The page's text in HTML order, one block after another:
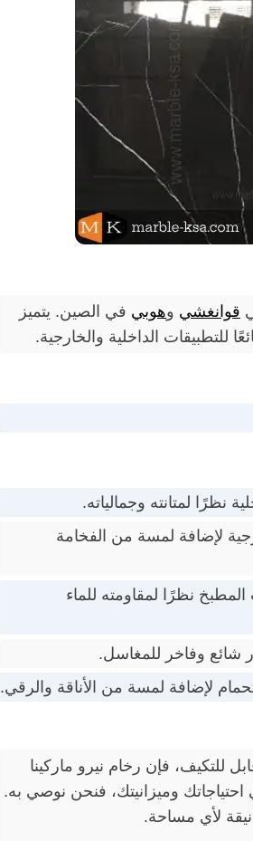
قوانغشي وهوبي في الصين. يتميز
للتطبيقات الداخلية والخارجية.
نظرًا لمتانته وجمالياته.
لإضافة لمسة من الفخامة
نظرًا لمقاومته للماء
شائع وفاخر للمغاسل.
لإضافة لمسة من الأناقة والرقي.
للتكيف، فإن رخام نيرو ماركينا
احتياجاتك وميزانيتك، فنحن نوصي به.
لأي مساحة.